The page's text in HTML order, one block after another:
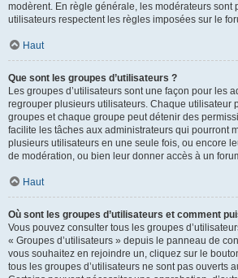
modèrent. En règle générale, les modérateurs sont
utilisateurs respectent les règles imposées sur le
Haut
Que sont les groupes d’utilisateurs ?
Les groupes d’utilisateurs sont une façon pour les
regrouper plusieurs utilisateurs. Chaque utilisateur
groupes et chaque groupe peut détenir des
facilite les tâches aux administrateurs qui pourront
plusieurs utilisateurs en une seule fois, ou encore
de modération, ou bien leur donner accès à un
Haut
Où sont les groupes d’utilisateurs et comment
Vous pouvez consulter tous les groupes
« Groupes d’utilisateurs » depuis le panneau de
vous souhaitez en rejoindre un, cliquez sur le
tous les groupes d’utilisateurs ne sont pas ouverts